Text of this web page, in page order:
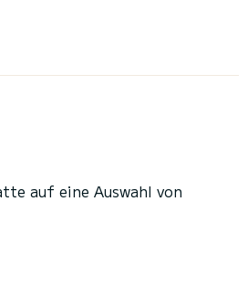
auf eine Auswahl von